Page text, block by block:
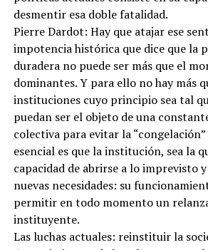
desmentir esa doble fatalidad.
Pierre Dardot: Hay que atajar ese
impotencia histórica que dice que la
duradera no puede ser más que el
dominantes. Y para ello no hay más
instituciones cuyo principio sea tal
puedan ser el objeto de una
colectiva para evitar la
esencial es que la institución, sea la
capacidad de abrirse a lo imprevisto
nuevas necesidades: su
permitir en todo momento un
instituyente.
Las luchas actuales: reinstituir la